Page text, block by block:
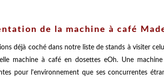
de la machine à café
déjà coché dans notre liste de stands à visiter
machine à café en dosettes eOh. Une
pour l'environnement que ses concurrentes